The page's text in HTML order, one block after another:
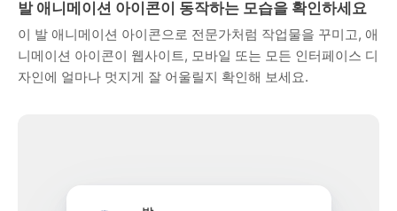
발 애니메이션 아이콘이 동작하는 모습을 확인하세요
이 발 애니메이션 아이콘으로 전문가처럼 작업물을 꾸미고, 애
니메이션 아이콘이 웹사이트, 모바일 또는 모든 인터페이스 디
자인에 얼마나 멋지게 잘 어울릴지 확인해 보세요.